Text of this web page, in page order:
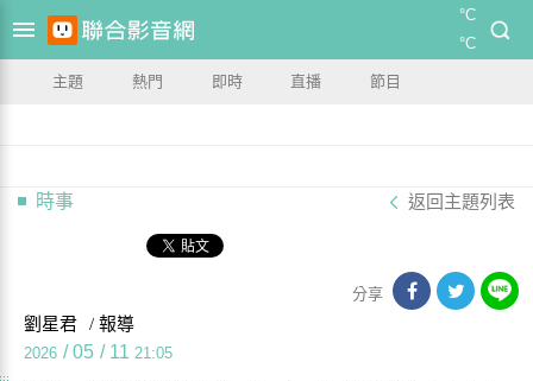
°C
°C
主題 熱門 即時 直播 節目
時事 返回主題列表
分享
劉星君 / 報導
2026 / 05 / 11 21:05